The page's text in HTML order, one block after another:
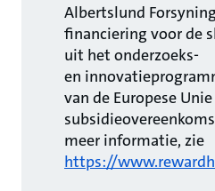
Albertslund
financiering voor de
uit het onderzoeks-
en
van de Europese
meer informatie, zie
https://